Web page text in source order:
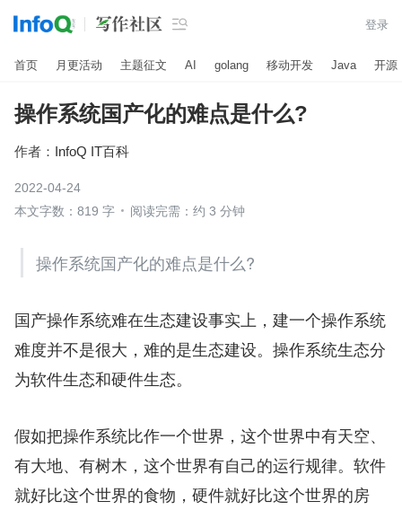
 登录
首页 月更活动 主题征文 AI golang 移动开发 Java 开源
操作系统国产化的难点是什么?
作者： InfoQ IT百科
2022-04-24
本文字数：819 字
阅读完需：约 3 分钟
操作系统国产化的难点是什么?
国产操作系统难在生态建设事实上，建一个操作系统
难度并不是很大，难的是生态建设。操作系统生态分
为软件生态和硬件生态。
假如把操作系统比作一个世界，这个世界中有天空、
有大地、有树木，这个世界有自己的运行规律。软件
就好比这个世界的食物，硬件就好比这个世界的房